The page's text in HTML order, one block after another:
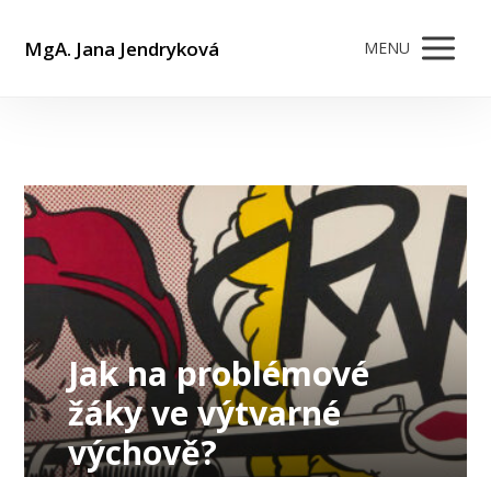
MgA. Jana Jendryková MENU
Jak na problémové
žáky ve výtvarné
výchově?